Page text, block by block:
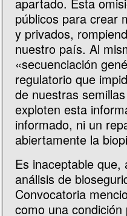
públicos para crear
y privados,
nuestro país. Al
«secuenciación
regulatorio que
de nuestras
exploten esta
informado, ni un
abiertamente la
Es inaceptable
análisis de
Convocatoria
como una